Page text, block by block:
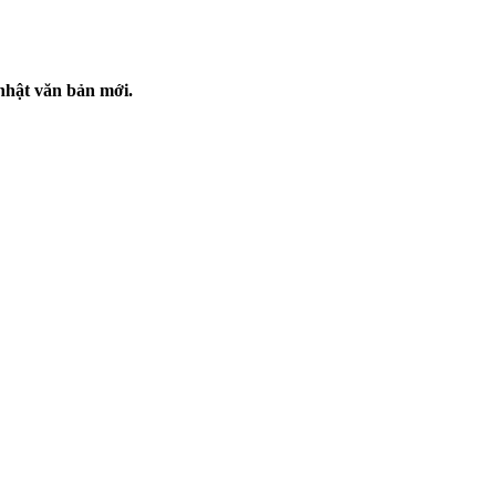
văn bản mới.